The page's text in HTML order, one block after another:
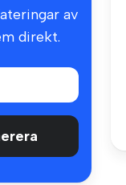
av
direkt.